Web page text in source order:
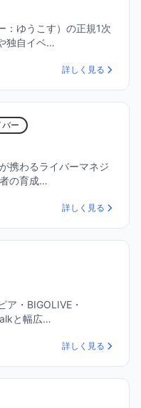
：ゆうこす）の正規1次
独自イベ…
詳しく見る
ー
携わるライバーマネジ
の育成…
詳しく見る
・BIGOLIVE・
と幅広…
詳しく見る